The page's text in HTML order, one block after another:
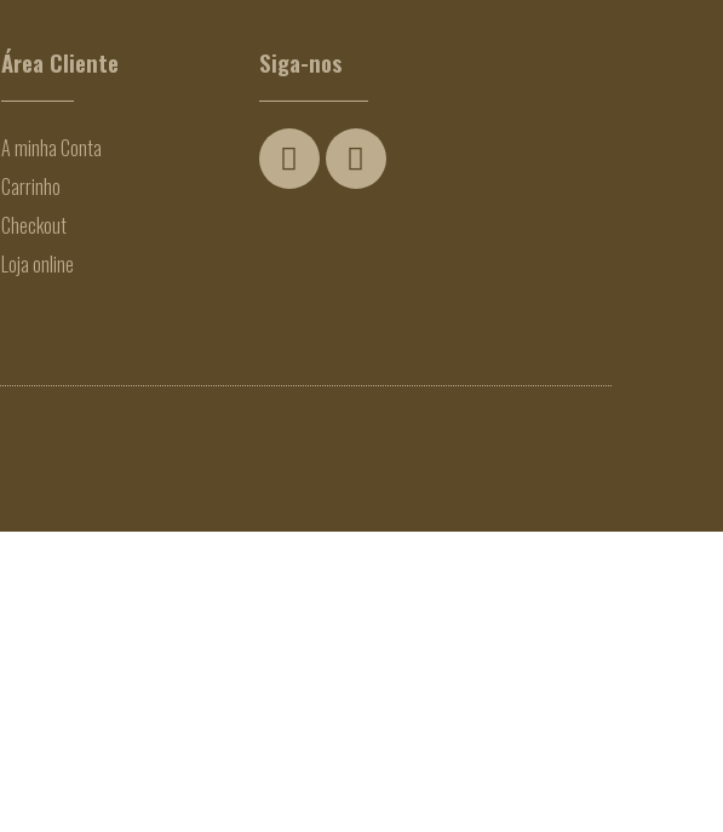
Área Cliente
A minha Conta
Carrinho
Checkout
Loja online
Siga-nos